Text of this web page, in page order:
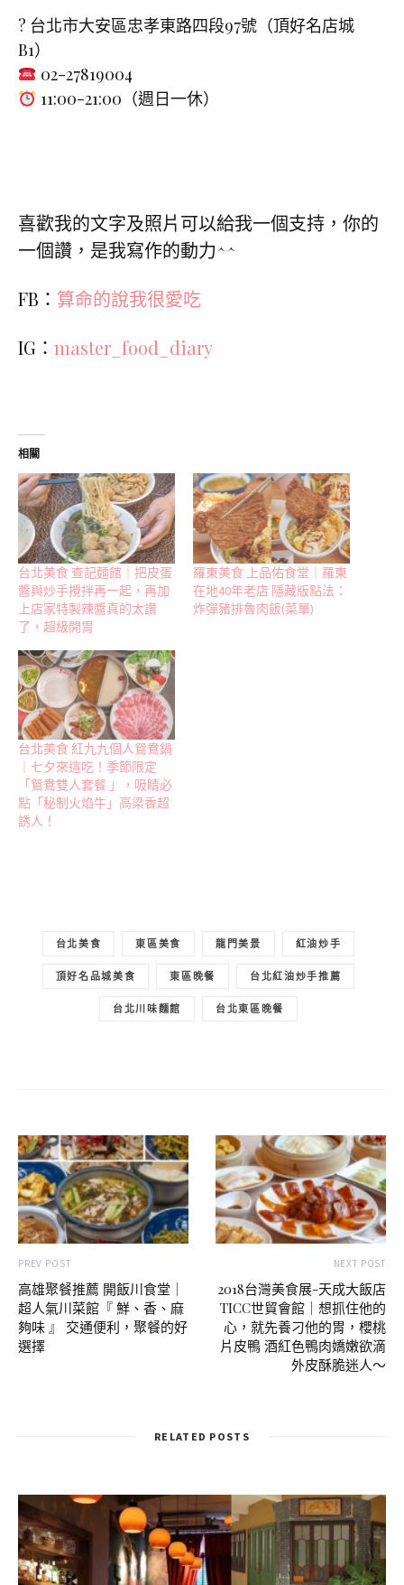
? 台北市大安區忠孝東路四段97號（頂好名店城
B1）
02-27819004
11:00-21:00（週日一休）
喜歡我的文字及照片可以給我一個支持，你的
一個讚，是我寫作的動力^^
FB： 算命的說我很愛吃
IG： master_food_diary
相關
台北美食 查記麵館｜把皮蛋
醬與炒手攪拌再一起，再加
上店家特製辣醬真的太讚
了，超級開胃
羅東美食 上品佑食堂｜羅東
在地40年老店 隱藏版點法：
炸彈豬排魯肉飯(菜單)
台北美食 紅九九個人鴛鴦鍋
｜七夕來這吃！季節限定
「鴛鴦雙人套餐 」，吸睛必
點「秘制火焰牛」高梁香超
誘人！
台北美食 東區美食 龍門美景 紅油炒手
頂好名品城美食 東區晚餐 台北紅油炒手推薦
台北川味麵館 台北東區晚餐
PREV POST
高雄聚餐推薦 開飯川食堂｜
超人氣川菜館『 鮮、香、麻
夠味 』 交通便利，聚餐的好
選擇
NEXT POST
2018台灣美食展-天成大飯店
TICC世貿會館｜想抓住他的
心，就先養刁他的胃，櫻桃
片皮鴨 酒紅色鴨肉嬌嫩欲滴
外皮酥脆迷人～
RELATED POSTS